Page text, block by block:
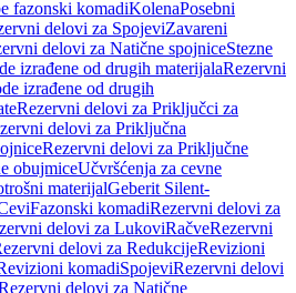
fazonski komadiKolenaPosebni
delovi za SpojeviZavareni
delovi za Natične spojniceStezne
izrađene od drugih materijalaRezervni
izrađene od drugih
Rezervni delovi za Priključci za
delovi za Priključna
Rezervni delovi za Priključne
obujmiceUčvršćenja za cevne
materijalGeberit Silent-
Fazonski komadiRezervni delovi za
delovi za LukoviRačveRezervni
delovi za RedukcijeRevizioni
komadiSpojeviRezervni delovi
delovi za Natične